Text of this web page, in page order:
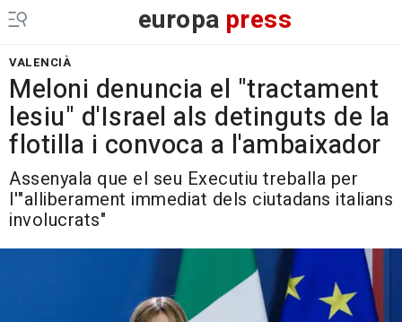
europa press
VALENCIÀ
Meloni denuncia el "tractament
lesiu" d'Israel als detinguts de la
flotilla i convoca a l'ambaixador
Assenyala que el seu Executiu treballa per
l'"alliberament immediat dels ciutadans italians
involucrats"